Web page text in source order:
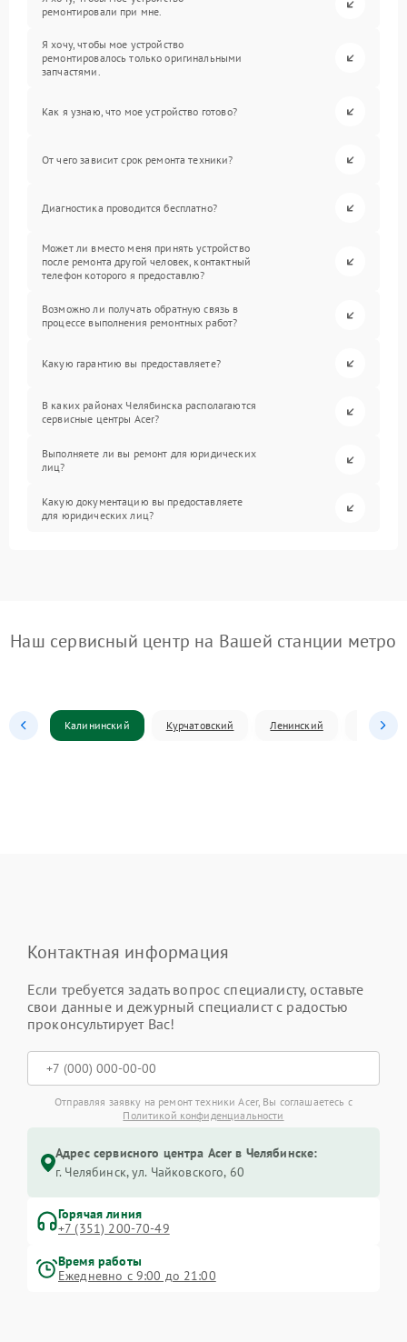
ремонтировали при мне.
Я хочу, чтобы мое устройство
ремонтировалось только оригинальными
запчастями.
Как я узнаю, что мое устройство готово?
От чего зависит срок ремонта техники?
Диагностика проводится бесплатно?
Может ли вместо меня принять устройство
после ремонта другой человек, контактный
телефон которого я предоставлю?
Возможно ли получать обратную связь в
процессе выполнения ремонтных работ?
Какую гарантию вы предоставляете?
В каких районах Челябинска располагаются
сервисные центры Acer?
Выполняете ли вы ремонт для юридических
лиц?
Какую документацию вы предоставляете
для юридических лиц?
Наш сервисный центр на Вашей станции метро
Калининский Курчатовский Ленинский
Контактная информация
Если требуется задать вопрос специалисту, оставьте
свои данные и дежурный специалист с радостью
проконсультирует Вас!
Отправляя заявку на ремонт техники Acer, Вы соглашаетесь с
Политикой конфиденциальности
Адрес сервисного центра Acer в Челябинске:
г. Челябинск, ул. Чайковского, 60
Горячая линия
+7 (351) 200-70-49
Время работы
Ежедневно с 9:00 до 21:00